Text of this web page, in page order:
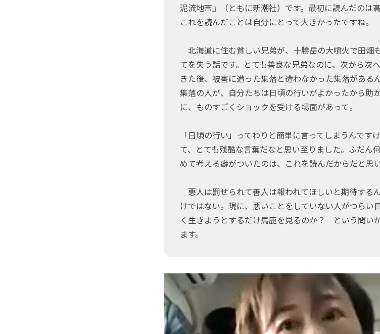
泥流地帯』（ともに新潮社）です。最初に読んだのは
これを読んだことは自分にとって大きかったですね。
北海道に住む貧しい兄弟が、十勝岳の大噴火で田畑
てを失う話です。とても善良な兄弟なのに、次から次
きた後、被害に遭った集落と遭わなかった集落がある
集落の人が、自分たちは日頃の行いがよかったから助
に、ものすごくショックを受ける場面があって。
「日頃の行い」ってわりと簡単に言ってしまうんです
て、とても残酷な言葉だなと思い至りました。ふだん
めて考える癖がついたのは、これを読んだからだと思い
悪人は罰せられて善人は報われてほしいと期待する
けではない。現に、悪いことをしていない人がつらい
く生きようとするだけ馬鹿を見るのか？ という問い
ます。